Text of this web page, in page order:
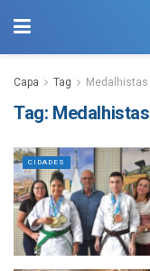
Capa Tag Medalhistas
Tag: Medalhistas
CIDADES